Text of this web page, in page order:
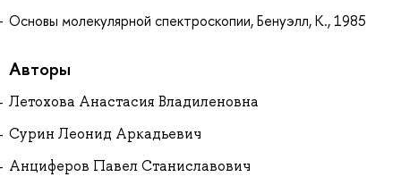
Основы молекулярной спектроскопии, Бенуэлл, К., 1985
Авторы
Летохова Анастасия Владиленовна
Сурин Леонид Аркадьевич
Анциферов Павел Станиславович